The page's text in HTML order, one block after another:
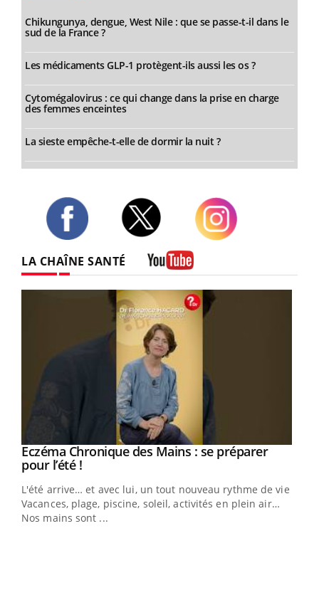
Chikungunya, dengue, West Nile : que se passe-t-il dans le
sud de la France ?
Les médicaments GLP-1 protègent-ils aussi les os ?
Cytomégalovirus : ce qui change dans la prise en charge
des femmes enceintes
La sieste empêche-t-elle de dormir la nuit ?
LA CHAÎNE SANTÉ
Youtube
Eczéma Chronique des Mains : se préparer
pour l’été !Youtube
L'été arrive… et avec lui, un tout nouveau rythme de vie !
Vacances, plage, piscine, soleil, activités en plein air…
Nos mains sont ...